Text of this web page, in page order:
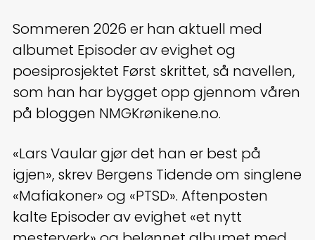
Sommeren 2026 er han aktuell med
albumet Episoder av evighet og
poesiprosjektet Først skrittet, så navellen,
som han har bygget opp gjennom våren
på bloggen NMGKrønikene.no.
«Lars Vaular gjør det han er best på
igjen», skrev Bergens Tidende om singlene
«Mafiakoner» og «PTSD». Aftenposten
kalte Episoder av evighet «et nytt